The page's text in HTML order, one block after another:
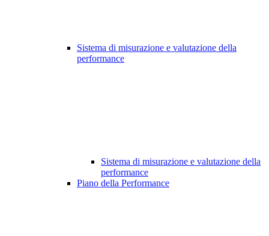
Sistema di misurazione e valutazione della
performance
Sistema di misurazione e valutazione della
performance
Piano della Performance